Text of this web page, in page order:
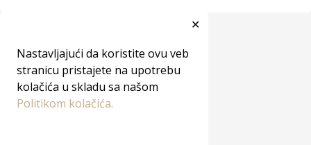
Nastavljajući da koristite ovu veb
stranicu pristajete na upotrebu
kolačića u skladu sa našom
Politikom kolačića.
✕